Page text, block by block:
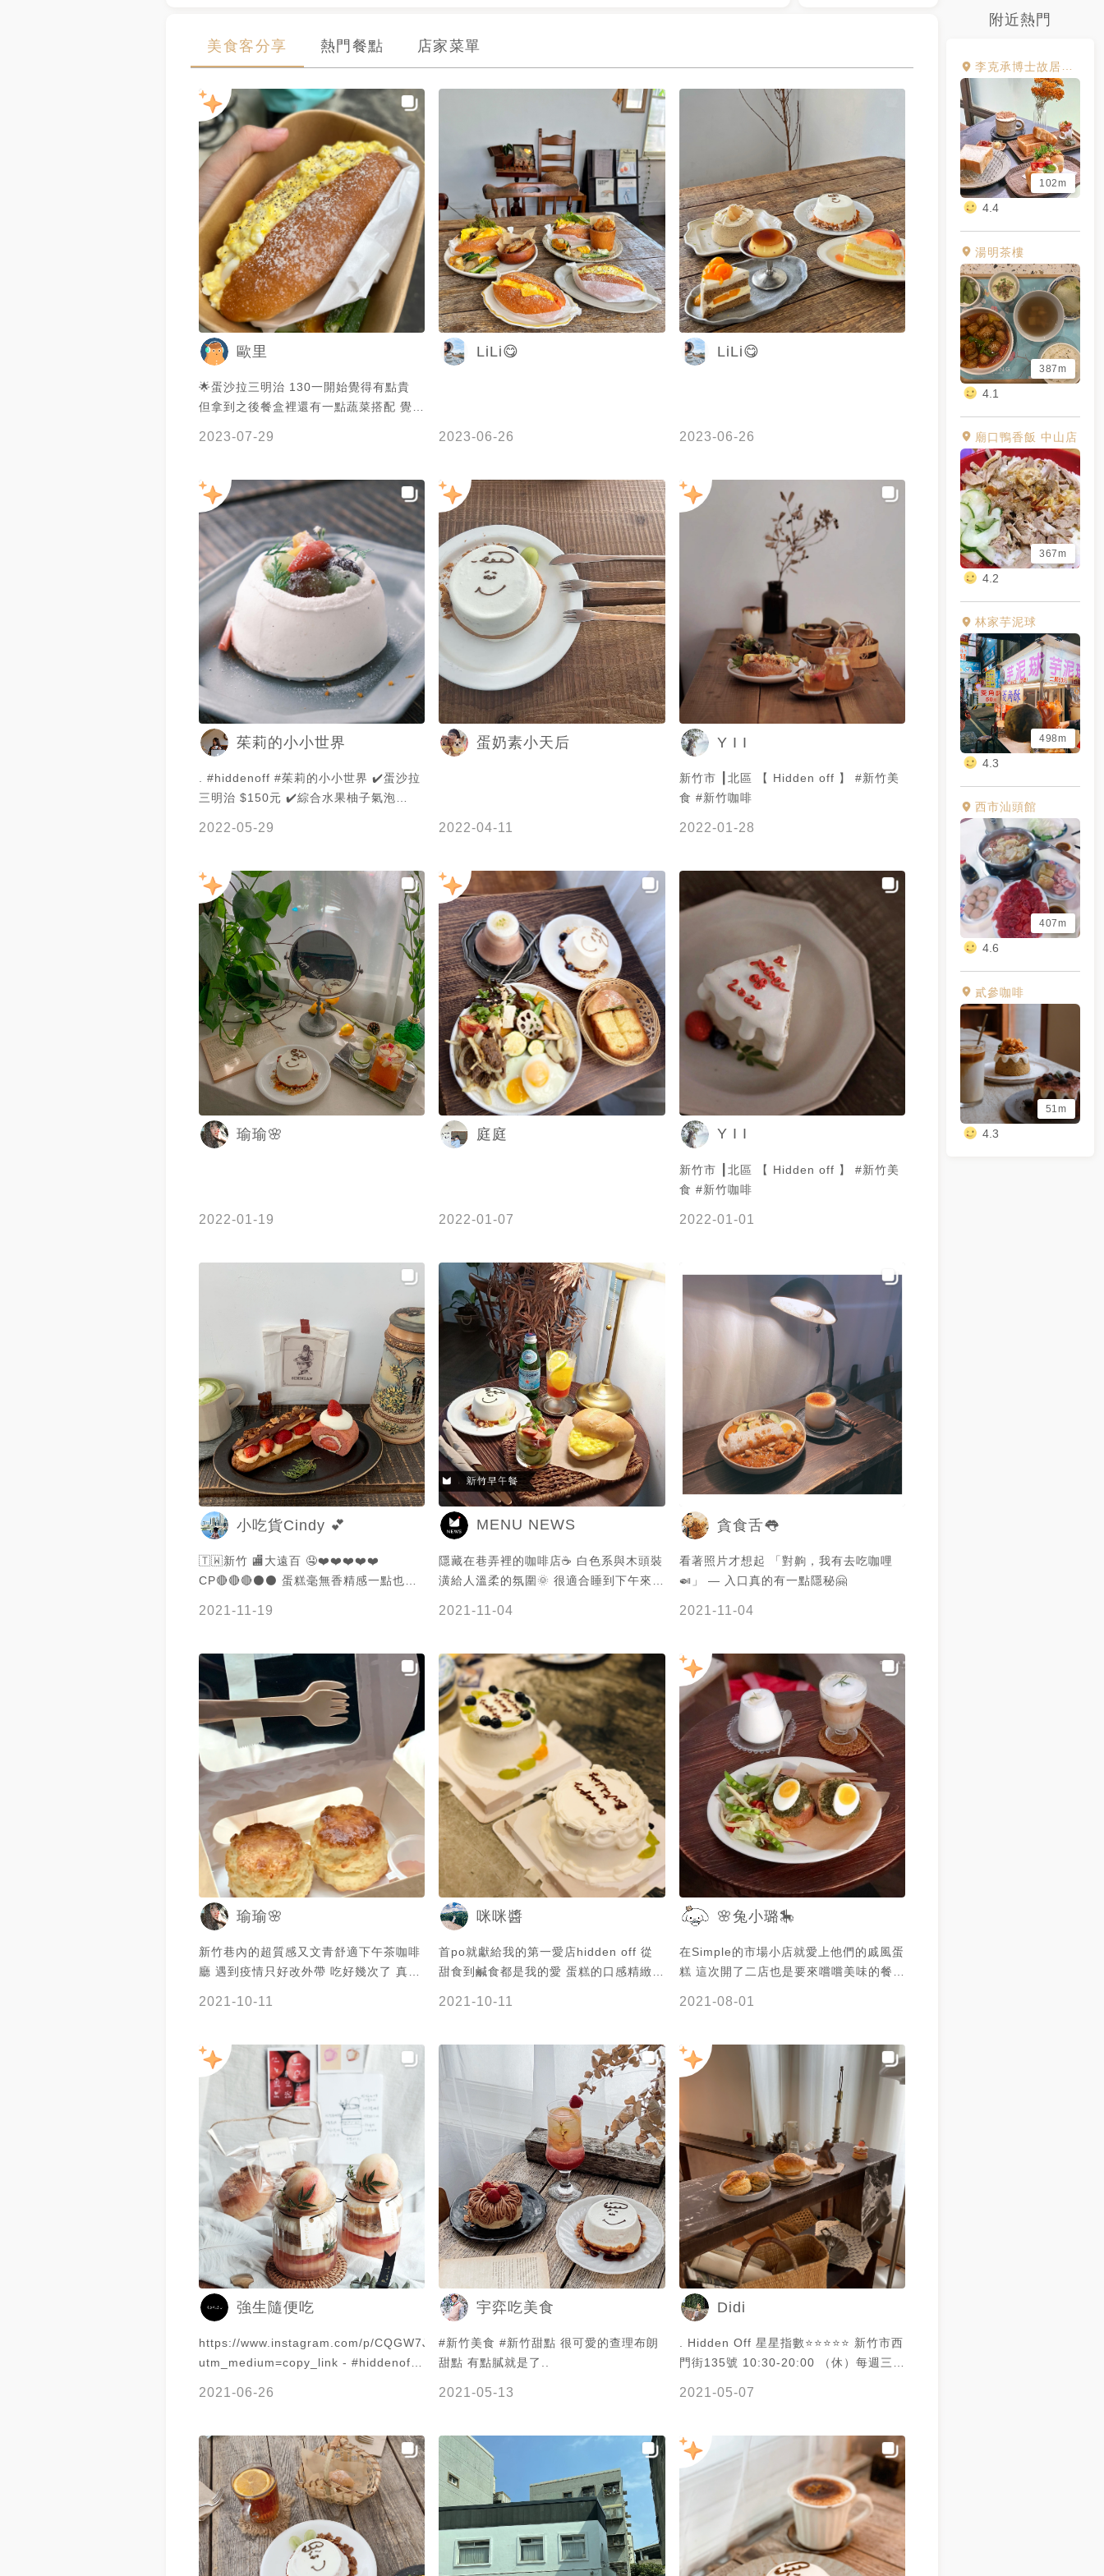
附近熱門
李克承博士故居A-moom
102m
4.4
湯明茶樓
387m
4.1
廟口鴨香飯 中山店
367m
4.2
林家芋泥球
498m
4.3
西市汕頭館
407m
4.6
貳參咖啡
51m
4.3
美食客分享 熱門餐點 店家菜單
歐里
🌟蛋沙拉三明治 130一開始覺得有點貴
但拿到之後餐盒裡還有一點蔬菜搭配 覺得
握的很好 加了一點玉米增加口感 玉米也
是比較軟的類型 此外馬鈴薯泥的量沒有佔
很大比例 因此和麵包一起吃不會覺得非常
乾 麵包非常好吃 外酥內軟 但也不會烤到
太硬而刮嘴 每一口麵包跟蛋沙拉的比例非
常好 足夠有層次 有濕潤度 會再訪😋
2023-07-29
LiLi😋
2023-06-26
LiLi😋
2023-06-26
茱莉的小小世界
. #hiddenoff #茱莉的小小世界 ✔️蛋沙拉
三明治 $150元 ✔️綜合水果柚子氣泡
波也可以趕快過去了～ ㊗️我的好姐妹 5月
壽星 @j.m23__ 生日快樂啦🎂 🔶蛋沙拉
三明治 超愛蛋沙拉夾三明治三明治的組合
🤎 麵包是屬於帶有些嚼勁口感的麵包體
🔶綜合水果柚子氣泡🍹 最上層是新鮮水果
片炙燒的脆脆的烤糖 飲品搭配新鮮水果、
柚子醬，喝起來酸酸甜甜的😋 🔶奶油香
料咖哩雞飯 🐔 咖哩除了好吃之外，擺盤
也好美啊🤩 跟一般吃到的咖哩不太一樣，
多了些香料的香氣 雞肉吃起來很嫩，蔬菜
也非常多樣豐富！好愛🥰 📌每人低消一份
餐點或一份飲品 📌採預約制 ( 前一天會
傳當天菜單 ) 🈺️：10:30–18:30 ( 三、四
公休 ） 📍：新竹市北區西門街135號 #
茱莉新竹美食 #新竹美食 #新竹景點 #甜
咖啡廳 #新竹咖啡 #hsinchu
2022-05-29
蛋奶素小天后
2022-04-11
Y I I
新竹市 ┃北區 【 Hidden off 】 #新竹美
食 #新竹咖啡
2022-01-28
瑜瑜🌸
2022-01-19
庭庭
2022-01-07
Y I I
新竹市 ┃北區 【 Hidden off 】 #新竹美
食 #新竹咖啡
2022-01-01
小吃貨Cindy 💕
🇹🇼新竹 🏬大遠百 🤤❤️❤️❤️❤️❤️
CP🔴🔴🔴⚫️⚫️ 蛋糕毫無香精感一點也不
2021-11-19
MENU NEWS
隱藏在巷弄裡的咖啡店☕️ 白色系與木頭裝
潢給人溫柔的氛圍🌞 很適合睡到下午來吃
用看的就非常療癒🥺 謝謝 @大嬸愛美食
提供美照🧡
2021-11-04
貪食舌👅
看著照片才想起 「對齁，我有去吃咖哩
🍛」 — 入口真的有一點隱秘🤗
2021-11-04
瑜瑜🌸
新竹巷內的超質感又文青舒適下午茶咖啡
廳 遇到疫情只好改外帶 吃好幾次了 真的
2021-10-11
咪咪醬
首po就獻給我的第一愛店hidden off 從
甜食到鹹食都是我的愛 蛋糕的口感精緻到
2021-10-11
🌸兔小璐🎠
在Simple的市場小店就愛上他們的戚風蛋
糕 這次開了二店也是要來嚐嚐美味的餐
蛋 塘心蛋搭配烤的酥硬又嚼勁的法國吐
司，上頭塗了厚厚的青醬， 一旁撲上滿的
生菜很繽紛，清爽健康無負擔 🔖 奶油雞
咖哩 咖哩醬是印度口味的，吃的到香料
味，口感不辣帶麻 雞肉順口軟嫩，附上一
塊法國麵包搭可配著咖哩醬一起吃 🔖 蛋
沙拉 旁邊還有附上一小碟胡麻口味的沙
拉，有鴻喜菇和蔬菜 蛋沙拉吐司，味道非
常好。口感暖呼呼酥綿綿的迷人滋味，下
面的厚片吐司也烤的好吃！ 外酥內軟跟蛋
沙拉一口咬下去，好吃到讓人回味!! 🔖 伯
爵蜜橙 以鬆軟綿密的戚風蛋糕為基底，上
方與夾層都是自製的鮮奶油 整體不甜不
膩，搭不同口味搭配不同的水果或配料 蜜
NT.150 🌸 香緹蜜香奶茶 NT.130 🌸 蛋
沙拉 NT.150 🌸 伯爵蜜橙 - 🔖 Hidden
off 📍 新竹市北區西門街135號 🕒
吃二店│美味的伯爵戚風蛋糕│Hidden off
Blog：
https://jkaln4869.pixnet.net/blog/post/36037768
發胖 #吃貨 #吃貨人生 #吃貨日記 #吃貨
女孩 #吃貨日常 #美食 #SYUNKYAY
2021-08-01
強生隨便吃
https://www.instagram.com/p/CQGW7Jgn0BN/?
utm_medium=copy_link - #hiddenoff
層的東西，就是它了啦～ 🍑蜜桃使者
$330（價位不固定 你們知道夏季6-8月
是盛產什麼水果嗎？有芒果、李子、西
瓜、百香果、火龍果、荔枝，還有其中一
個就是水蜜桃（桃子！ 來自拉拉山的水
蜜桃，整個就是放在上面等你咬，新鮮的
蜜桃凍Q彈可口、蜂蜜馬司卡朋，還有自
2021-06-26
宇弈吃美食
#新竹美食 #新竹甜點 很可愛的查理布朗
甜點 有點膩就是了..
2021-05-13
Didi
. Hidden Off 星星指數⭐️⭐️⭐️⭐️⭐️ 新竹市西
門街135號 10:30-20:00 （休）每週三、
想要的生日蛋糕 直接fb搜尋Hidden off
置頂會有一篇「蛋糕訂製表單」 填寫完畢
私訊粉絲專頁即可喲！
2021-05-07